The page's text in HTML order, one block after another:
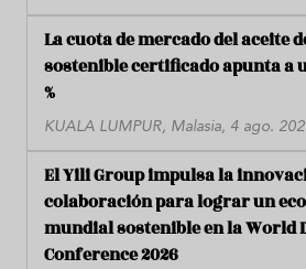
La cuota de mercado del aceite
sostenible certificado apunta a
%
KUALA LUMPUR, Malasia, 4 ago.
El Yili Group impulsa la
colaboración para lograr un
mundial sostenible en la World
Conference 2026